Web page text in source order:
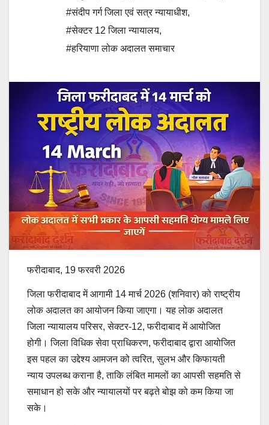
#संदीप गर्ग जिला एवं सत्र न्यायाधीश,
#सेक्टर 12 जिला न्यायालय,
#हरियाणा लोक अदालत समाचार
फरीदाबाद, 19 फरवरी 2026
जिला फरीदाबाद में आगामी 14 मार्च 2026 (शनिवार) को राष्ट्रीय
लोक अदालत का आयोजन किया जाएगा। यह लोक अदालत
जिला न्यायालय परिसर, सेक्टर-12, फरीदाबाद में आयोजित
होगी। जिला विधिक सेवा प्राधिकरण, फरीदाबाद द्वारा आयोजित
इस पहल का उद्देश्य आमजन को त्वरित, सुलभ और किफायती
न्याय उपलब्ध कराना है, ताकि लंबित मामलों का आपसी सहमति से
समाधान हो सके और न्यायालयों पर बढ़ते बोझ को कम किया जा
सके।